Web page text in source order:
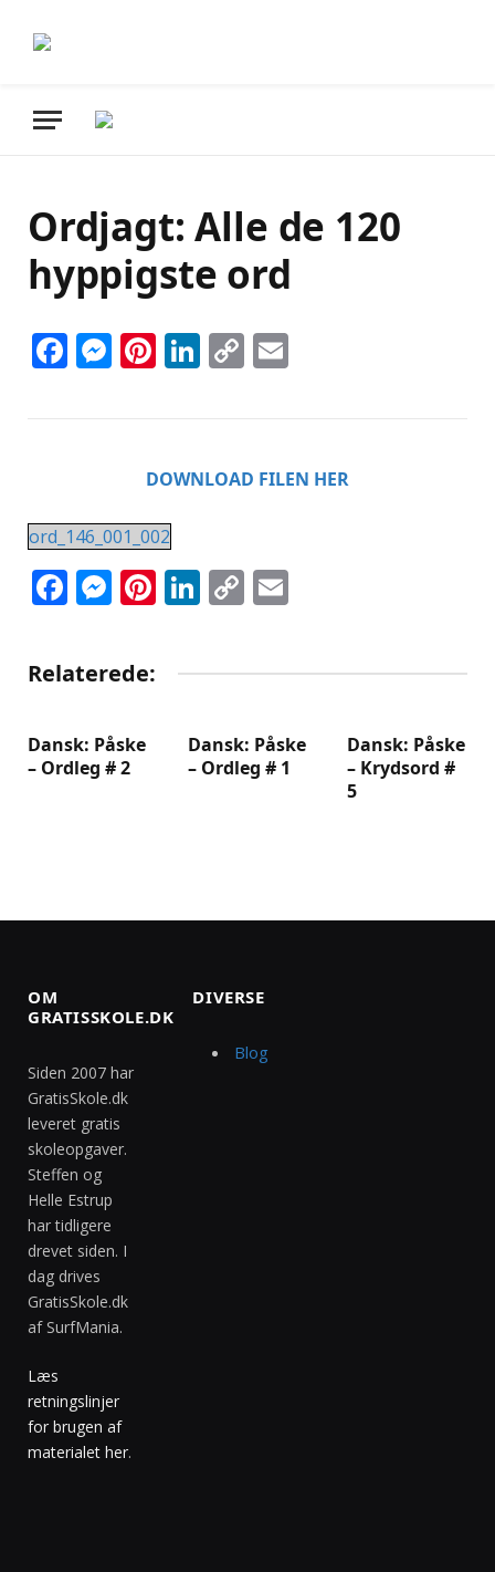
Ordjagt: Alle de 120
hyppigste ord
Facebook
Messenger
Pinterest
LinkedIn
Copy
DOWNLOAD FILEN HER
ord_146_001_002
Facebook
Messenger
Pinterest
LinkedIn
Copy
Relaterede:
Dansk: Påske
– Ordleg # 2
Dansk: Påske
– Ordleg # 1
Dansk: Påske
– Krydsord #
5
OM
GRATISSKOLE.DK
Siden 2007 har
GratisSkole.dk
leveret gratis
skoleopgaver.
Steffen og
Helle Estrup
har tidligere
drevet siden. I
dag drives
GratisSkole.dk
af SurfMania.
Læs
retningslinjer
for brugen af
materialet her.
DIVERSE
Blog